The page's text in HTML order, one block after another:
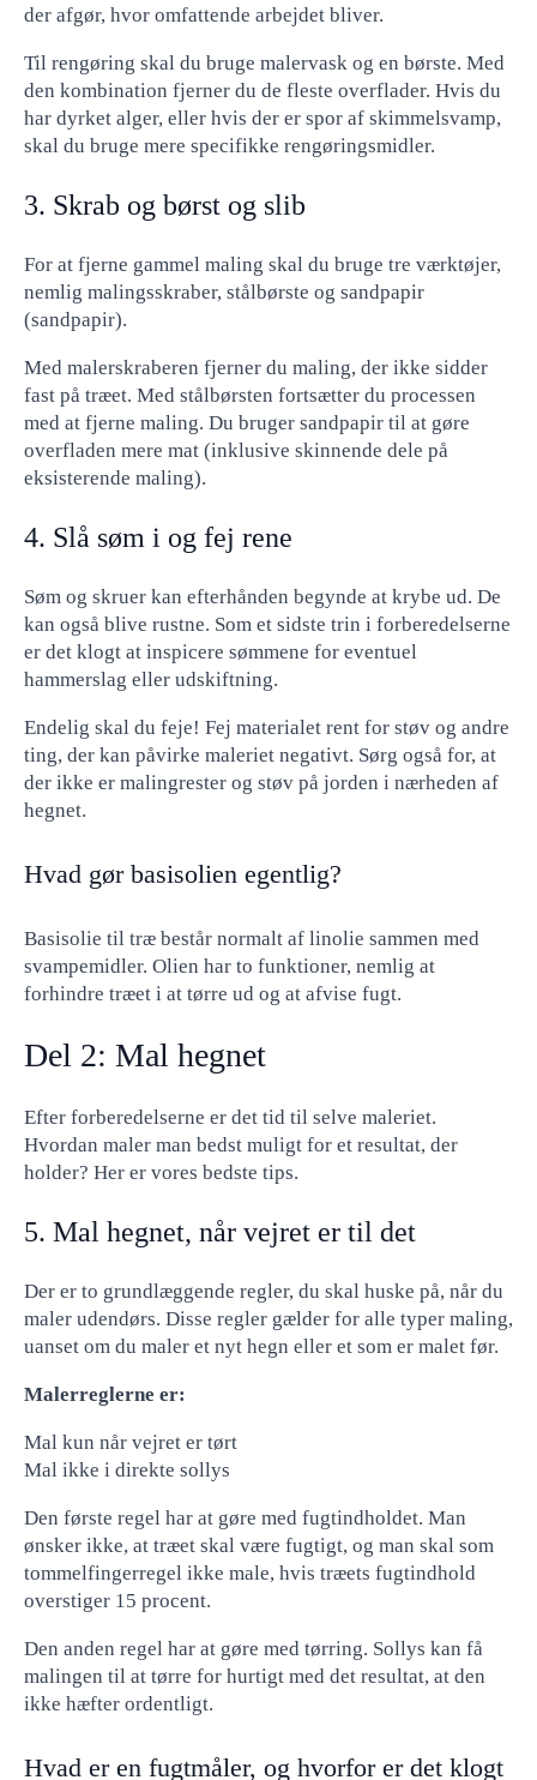
der afgør, hvor omfattende arbejdet bliver.
Til rengøring skal du bruge malervask og en børste. Med
den kombination fjerner du de fleste overflader. Hvis du
har dyrket alger, eller hvis der er spor af skimmelsvamp,
skal du bruge mere specifikke rengøringsmidler.
3. Skrab og børst og slib
For at fjerne gammel maling skal du bruge tre værktøjer,
nemlig malingsskraber, stålbørste og sandpapir
(sandpapir).
Med malerskraberen fjerner du maling, der ikke sidder
fast på træet. Med stålbørsten fortsætter du processen
med at fjerne maling. Du bruger sandpapir til at gøre
overfladen mere mat (inklusive skinnende dele på
eksisterende maling).
4. Slå søm i og fej rene
Søm og skruer kan efterhånden begynde at krybe ud. De
kan også blive rustne. Som et sidste trin i forberedelserne
er det klogt at inspicere sømmene for eventuel
hammerslag eller udskiftning.
Endelig skal du feje! Fej materialet rent for støv og andre
ting, der kan påvirke maleriet negativt. Sørg også for, at
der ikke er malingrester og støv på jorden i nærheden af ​​
hegnet.
Hvad gør basisolien egentlig?
Basisolie til træ består normalt af linolie sammen med
svampemidler. Olien har to funktioner, nemlig at
forhindre træet i at tørre ud og at afvise fugt.
Del 2: Mal hegnet
Efter forberedelserne er det tid til selve maleriet.
Hvordan maler man bedst muligt for et resultat, der
holder? Her er vores bedste tips.
5. Mal hegnet, når vejret er til det
Der er to grundlæggende regler, du skal huske på, når du
maler udendørs. Disse regler gælder for alle typer maling,
uanset om du maler et nyt hegn eller et som er malet før.
Malerreglerne er:
Mal kun når vejret er tørt
Mal ikke i direkte sollys
Den første regel har at gøre med fugtindholdet. Man
ønsker ikke, at træet skal være fugtigt, og man skal som
tommelfingerregel ikke male, hvis træets fugtindhold
overstiger 15 procent.
Den anden regel har at gøre med tørring. Sollys kan få
malingen til at tørre for hurtigt med det resultat, at den
ikke hæfter ordentligt.
Hvad er en fugtmåler, og hvorfor er det klogt